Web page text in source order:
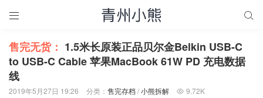
 
售完无货： 1.5米长原装正品贝尔金Belkin USB-C
to USB-C Cable 苹果MacBook 61W PD 充电数据
线
2019年5月27日 19:26 分类： 售完存档/小熊拆解  9.72K